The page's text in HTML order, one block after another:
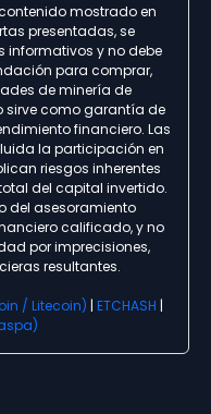
mostrado en
presentadas, se
informativos y no debe
para comprar,
de minería de
sirve como garantía de
financiero. Las
la participación en
riesgos inherentes
del capital invertido.
del asesoramiento
calificado, y no
por imprecisiones,
resultantes.
/ Litecoin) | ETCHASH |